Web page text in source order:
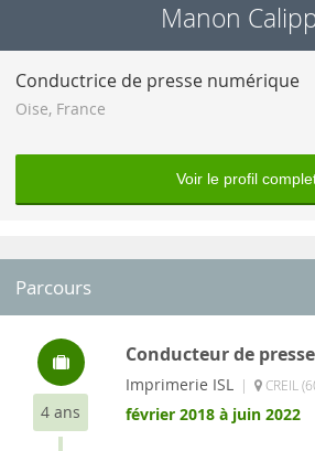
Manon
Conductrice de presse numérique
Oise, France
Voir le profil
Parcours
4 ans
Conducteur de
Imprimerie ISL | CREIL
février 2018 à juin 2022